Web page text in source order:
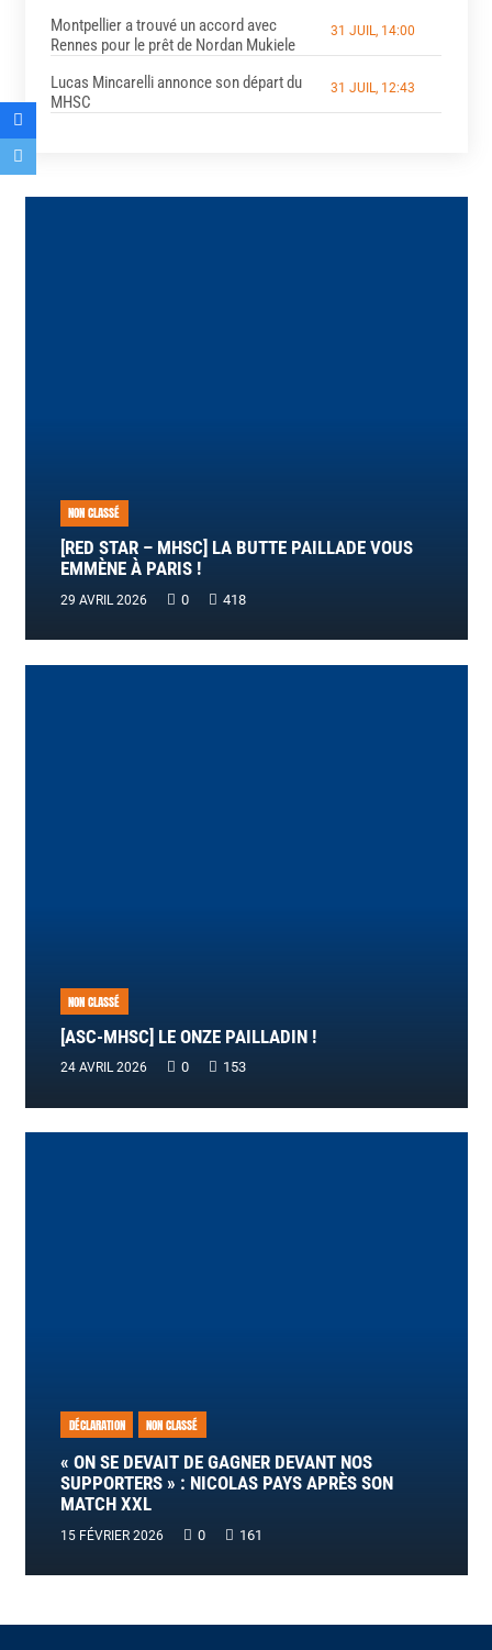
Montpellier a trouvé un accord avec
Rennes pour le prêt de Nordan Mukiele
31 JUIL, 14:00
Lucas Mincarelli annonce son départ du
MHSC
31 JUIL, 12:43
NON CLASSÉ
[RED STAR – MHSC] LA BUTTE PAILLADE VOUS
EMMÈNE À PARIS !
29 AVRIL 2026 0 418
NON CLASSÉ
[ASC-MHSC] LE ONZE PAILLADIN !
24 AVRIL 2026 0 153
DÉCLARATION NON CLASSÉ
« ON SE DEVAIT DE GAGNER DEVANT NOS
SUPPORTERS » : NICOLAS PAYS APRÈS SON
MATCH XXL
15 FÉVRIER 2026 0 161